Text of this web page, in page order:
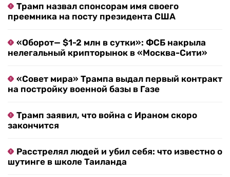
Трамп назвал спонсорам имя своего
преемника на посту президента США
«Оборот— $1-2 млн в сутки»: ФСБ накрыла
нелегальный крипторынок в «Москва-Сити»
«Совет мира» Трампа выдал первый контракт
на постройку военной базы в Газе
Трамп заявил, что война с Ираном скоро
закончится
Расстрелял людей и убил себя: что известно о
шутинге в школе Таиланда